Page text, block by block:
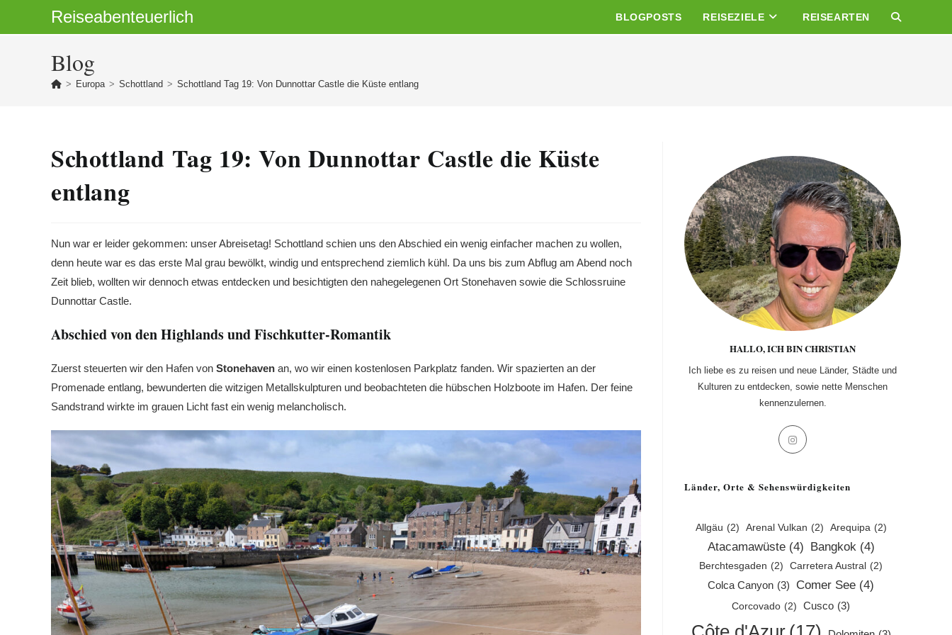
Reiseabenteuerlich BLOGPOSTS REISEZIELE REISEARTEN WEBSITE-
Blog
> Europa > Schottland > Schottland Tag 19: Von Dunnottar Castle die Küste entlang
Schottland Tag 19: Von Dunnottar Castle die Küste
entlang
Nun war er leider gekommen: unser Abreisetag! Schottland schien uns den Abschied ein wenig einfacher machen zu wollen,
denn heute war es das erste Mal grau bewölkt, windig und entsprechend ziemlich kühl. Da uns bis zum Abflug am Abend noch
Zeit blieb, wollten wir dennoch etwas entdecken und besichtigten den nahegelegenen Ort Stonehaven sowie die Schlossruine
Dunnottar Castle.
Abschied von den Highlands und Fischkutter-Romantik
Zuerst steuerten wir den Hafen von Stonehaven an, wo wir einen kostenlosen Parkplatz fanden. Wir spazierten an der
Promenade entlang, bewunderten die witzigen Metallskulpturen und beobachteten die hübschen Holzboote im Hafen. Der feine
Sandstrand wirkte im grauen Licht fast ein wenig melancholisch.
HALLO, ICH BIN CHRISTIAN
Ich liebe es zu reisen und neue Länder, Städte und
Kulturen zu entdecken, sowie nette Menschen
kennenzulernen.
new
Länder, Orte & Sehenswürdigkeiten
Allgäu (2) Arenal Vulkan (2) Arequipa (2)
Atacamawüste (4) Bangkok (4)
Berchtesgaden (2) Carretera Austral (2)
Colca Canyon (3) Comer See (4)
Corcovado (2) Cusco (3)